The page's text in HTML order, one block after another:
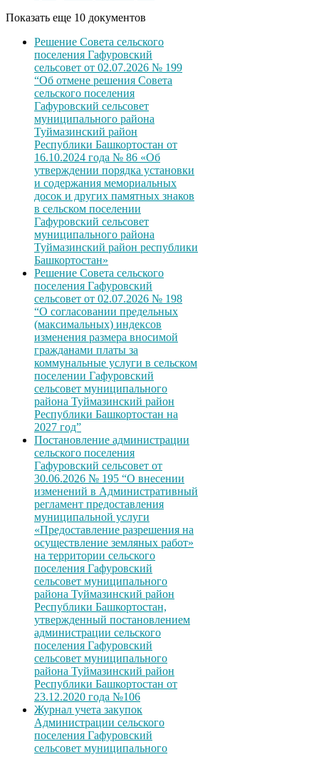
Показать еще 10 документов
Решение Совета сельского
поселения Гафуровский
сельсовет от 02.07.2026 № 199
“Об отмене решения Совета
сельского поселения
Гафуровский сельсовет
муниципального района
Туймазинский район
Республики Башкортостан от
16.10.2024 года № 86 «Об
утверждении порядка установки
и содержания мемориальных
досок и других памятных знаков
в сельском поселении
Гафуровский сельсовет
муниципального района
Туймазинский район республики
Башкортостан»
Решение Совета сельского
поселения Гафуровский
сельсовет от 02.07.2026 № 198
“О согласовании предельных
(максимальных) индексов
изменения размера вносимой
гражданами платы за
коммунальные услуги в сельском
поселении Гафуровский
сельсовет муниципального
района Туймазинский район
Республики Башкортостан на
2027 год”
Постановление администрации
сельского поселения
Гафуровский сельсовет от
30.06.2026 № 195 “О внесении
изменений в Административный
регламент предоставления
муниципальной услуги
«Предоставление разрешения на
осуществление земляных работ»
на территории сельского
поселения Гафуровский
сельсовет муниципального
района Туймазинский район
Республики Башкортостан,
утвержденный постановлением
администрации сельского
поселения Гафуровский
сельсовет муниципального
района Туймазинский район
Республики Башкортостан от
23.12.2020 года №106
Журнал учета закупок
Администрации сельского
поселения Гафуровский
сельсовет муниципального